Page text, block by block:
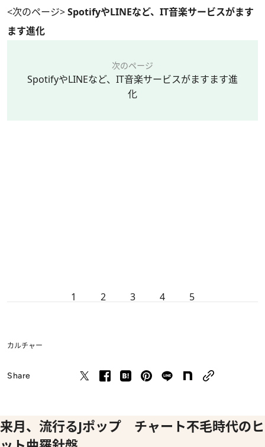
<次のページ>SpotifyやLINEなど、IT音楽サービスがます
ます進化
次のページ
SpotifyやLINEなど、IT音楽サービスがますます進
化
1 2 3 4 5
カルチャー
Share
来月、流行るJポップ チャート不毛時代のヒ